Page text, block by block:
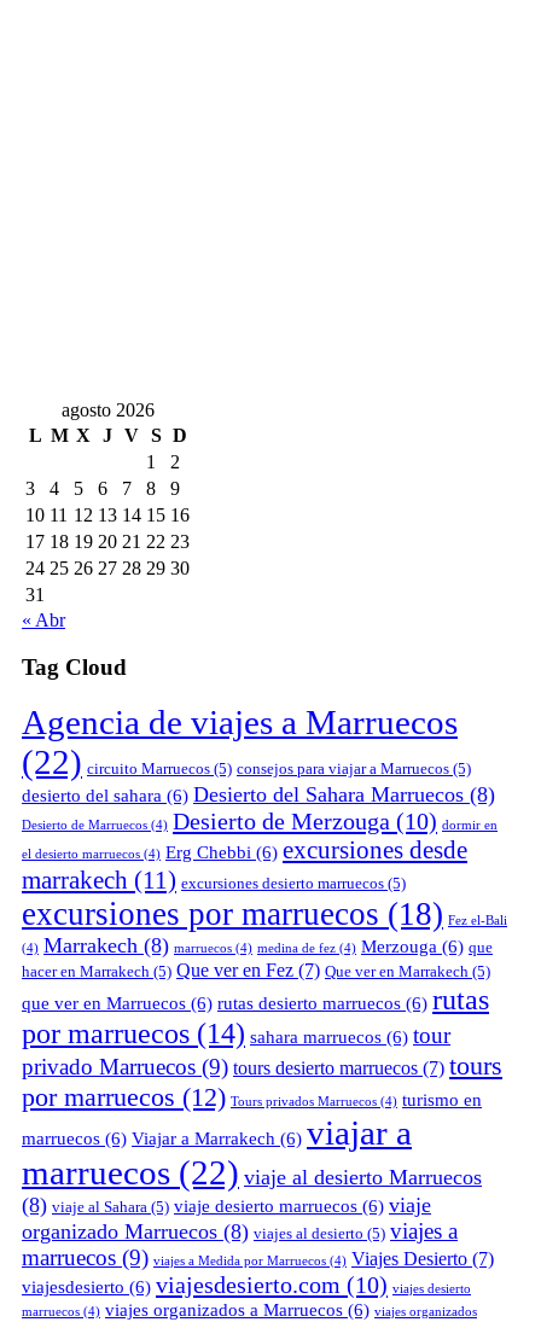
agosto 2026
L M X J V S D
1
2
3
4 5 6 7 8
9
10 11 12 13 14 15 16
17 18 19 20 21 22 23
24 25 26 27 28 29 30
31
« Abr
Tag Cloud
Agencia de viajes a Marruecos
(22) circuito Marruecos (5) consejos para viajar a Marruecos (5)
desierto del sahara (6) Desierto del Sahara Marruecos (8)
Desierto de Marruecos (4) Desierto de Merzouga (10) dormir en
el desierto marruecos (4) Erg Chebbi (6) excursiones desde
marrakech (11) excursiones desierto marruecos (5)
excursiones por marruecos (18) Fez el-Bali
(4) Marrakech (8) marruecos (4) medina de fez (4) Merzouga (6) que
hacer en Marrakech (5) Que ver en Fez (7) Que ver en Marrakech (5)
que ver en Marruecos (6) rutas desierto marruecos (6) rutas
por marruecos (14) sahara marruecos (6) tour
privado Marruecos (9) tours desierto marruecos (7) tours
por marruecos (12) Tours privados Marruecos (4) turismo en
marruecos (6) Viajar a Marrakech (6) viajar a
marruecos (22) viaje al desierto Marruecos
(8) viaje al Sahara (5) viaje desierto marruecos (6) viaje
organizado Marruecos (8) viajes al desierto (5) viajes a
marruecos (9) viajes a Medida por Marruecos (4) Viajes Desierto (7)
viajesdesierto (6) viajesdesierto.com (10) viajes desierto
marruecos (4) viajes organizados a Marruecos (6) viajes organizados